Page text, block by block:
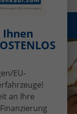
Ihnen
EU-
an Ihre